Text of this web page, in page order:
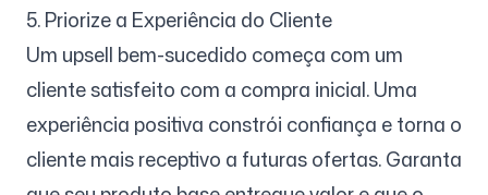
5. Priorize a Experiência do Cliente
Um upsell bem-sucedido começa com um
cliente satisfeito com a compra inicial. Uma
experiência positiva constrói confiança e torna o
cliente mais receptivo a futuras ofertas. Garanta